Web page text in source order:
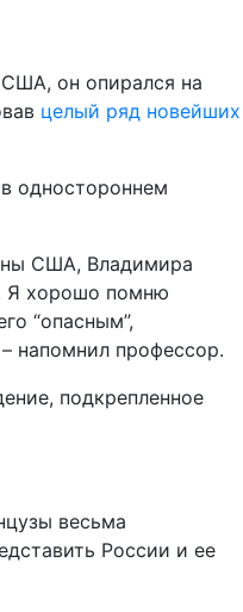
он опирался на
целый ряд новейших
одностороннем
США, Владимира
Я хорошо помню
“опасным”,
напомнил профессор.
подкрепленное
весьма
России и ее